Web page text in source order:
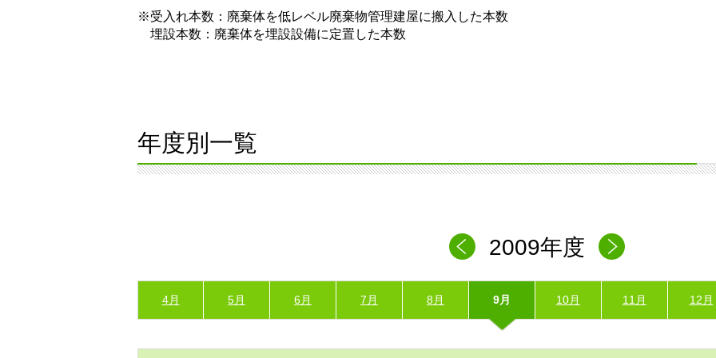
※受入れ本数：廃棄体を低レベル廃棄物管理建屋に搬入した本数
埋設本数：廃棄体を埋設設備に定置した本数
年度別一覧
2009年度
4月 5月 6月 7月 8月 9月 10月 11月 12月